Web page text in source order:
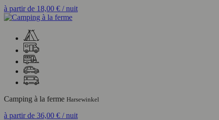
à partir de 18,00 € / nuit
Camping à la ferme Harsewinkel
à partir de 36,00 € / nuit